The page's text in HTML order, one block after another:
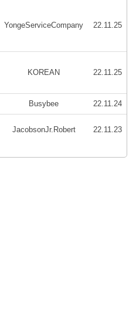
YongeServiceCompany 22.11.25
KOREAN 22.11.25
Busybee 22.11.24
JacobsonJr.Robert 22.11.23